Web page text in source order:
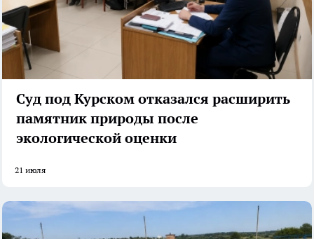
Суд под Курском отказался расширить
памятник природы после
экологической оценки
21 июля